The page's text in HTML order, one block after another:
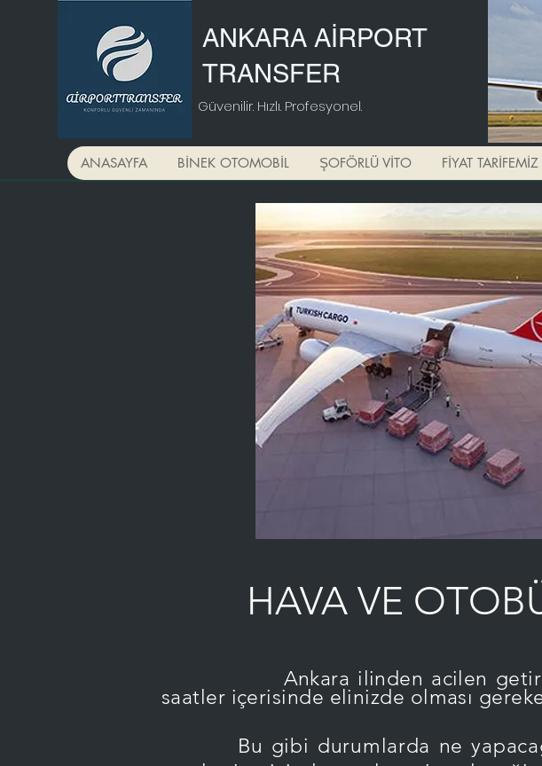
ANKARA AİRPORT
TRANSFER
Güvenilir. Hızlı. Profesyonel.
ANASAYFA BİNEK OTOMOBİL ŞOFÖRLÜ VİTO FİYAT TARİFEMİZ
HAVA VE
Ankara ilinden acilen
saatler içerisinde elinizde olması
Bu gibi durumlarda ne